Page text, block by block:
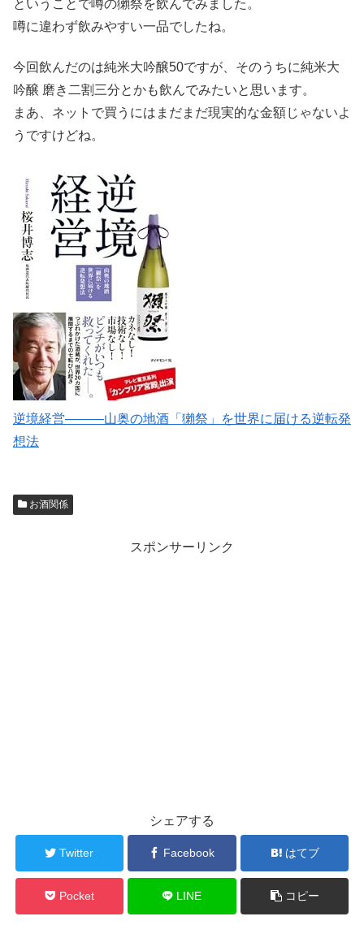
ということで噂の獺祭を飲んでみました。
噂に違わず飲みやすい一品でしたね。
今回飲んだのは純米大吟醸50ですが、そのうちに純米大
吟醸 磨き二割三分とかも飲んでみたいと思います。
まあ、ネットで買うにはまだまだ現実的な金額じゃないよ
うですけどね。
逆境経営―――山奥の地酒「獺祭」を世界に届ける逆転発
想法
お酒関係
スポンサーリンク
シェアする
Twitter Facebook はてブ
Pocket LINE コピー